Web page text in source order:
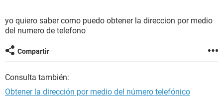
yo quiero saber como puedo obtener la direccion por medio
del numero de telefono
Compartir
Consulta también:
Obtener la dirección por medio del número telefónico